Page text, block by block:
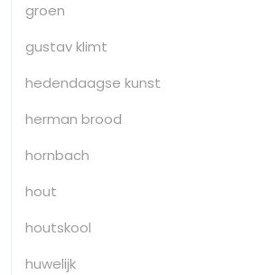
groen
gustav klimt
hedendaagse kunst
herman brood
hornbach
hout
houtskool
huwelijk